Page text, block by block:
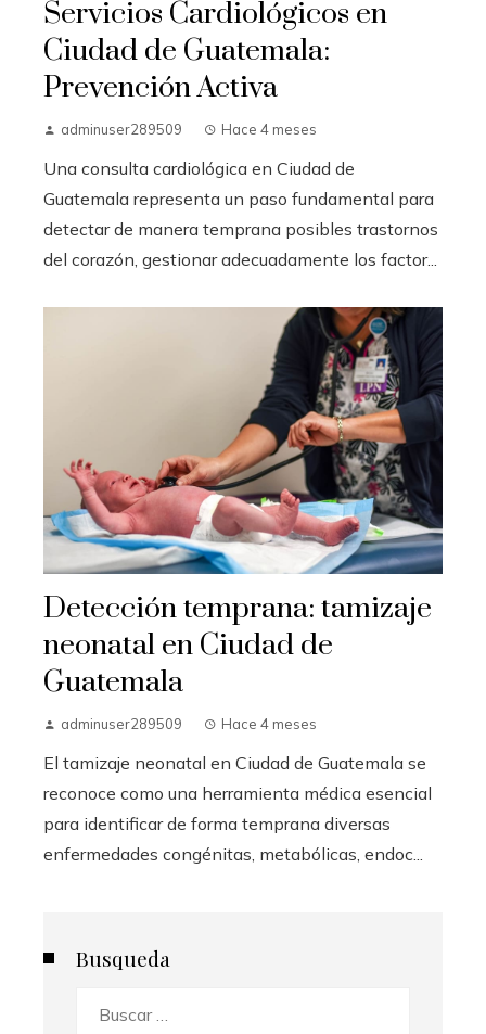
Servicios Cardiológicos en
Ciudad de Guatemala:
Prevención Activa
adminuser289509 Hace 4 meses
Una consulta cardiológica en Ciudad de
Guatemala representa un paso fundamental para
detectar de manera temprana posibles trastornos
del corazón, gestionar adecuadamente los factor...
Detección temprana: tamizaje
neonatal en Ciudad de
Guatemala
adminuser289509 Hace 4 meses
El tamizaje neonatal en Ciudad de Guatemala se
reconoce como una herramienta médica esencial
para identificar de forma temprana diversas
enfermedades congénitas, metabólicas, endoc...
Busqueda